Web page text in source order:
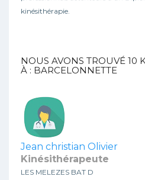
kinésithérapie.
NOUS AVONS TROUVÉ 10
À : BARCELONNETTE
Jean christian Olivier
Kinésithérapeute
LES MELEZES BAT D